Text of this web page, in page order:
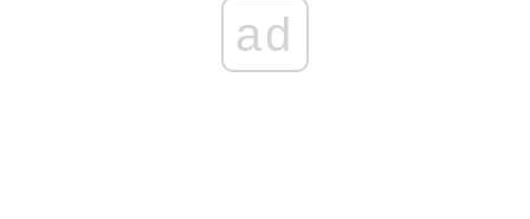
ad